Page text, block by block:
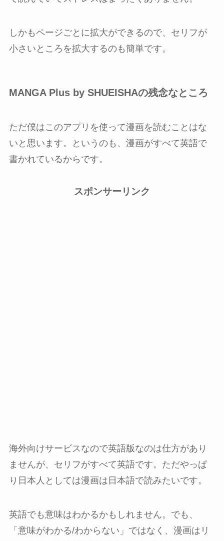
しかもページごとに拡大ができるので、セリフが
小さいところを拡大するのも簡単です。
MANGA Plus by SHUEISHAの残念なところ
ただ僕はこのアプリを使って漫画を読むことはな
いと思います。というのも、漫画がすべて英語で
書かれているからです。
スポンサーリンク
海外向けサービスなので英語版なのは仕方があり
ませんが、セリフがすべて英語です。ただやっぱ
り日本人としては漫画は日本語で読みたいです。
英語でも意味はわかるかもしれません。でも、
「意味がわかる/わからない」ではなく、漫画はリ